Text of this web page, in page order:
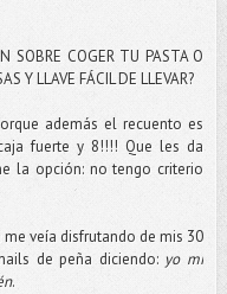
COGER TU PASTA O
Y LLAVE FÁCIL DE LLEVAR?
además el recuento es
fuerte y 8!!!! Que les da
la opción: no tengo criterio
veía disfrutando de mis 30
de peña diciendo: yo mi
.